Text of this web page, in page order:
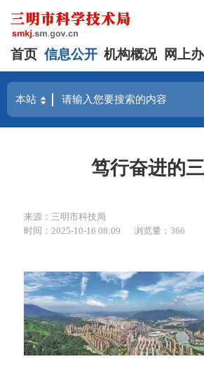
首页 信息公开 机构概况 网上
笃行奋进的
来源：三明市科技局
时间：2025-10-16 08:09
浏览量：366